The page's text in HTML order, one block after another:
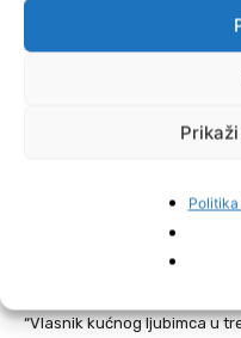
Kućni ljubimci
Ukoliko na odmor ne
dopušten unos do pet
Za unos pasa, mačaka i
da budu označeni
“Vlasnik kućnog ljubimca u